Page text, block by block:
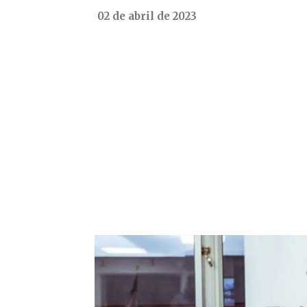
02 de abril de 2023